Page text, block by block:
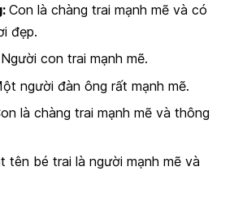
Con là chàng trai mạnh mẽ và có
đẹp.
Người con trai mạnh mẽ.
người đàn ông rất mạnh mẽ.
là chàng trai mạnh mẽ và thông
tên bé trai là người mạnh mẽ và